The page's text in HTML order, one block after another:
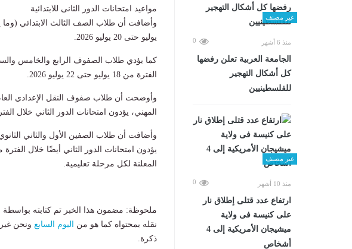
غير مصنف
منذ 6 أشهر 0
الجامعة العربية تعلن رفضها
كل أشكال التهجير
للفلسطينيين
غير مصنف
منذ 10 أشهر 0
ارتفاع عدد قتلى إطلاق نار
على كنيسة فى ولاية
ميشيجان الأمريكية إلى 4
أشخاص
مواعيد امتحانات الدور الثانى للابتدائية
يوليو حتى 20 يوليو 2026.
كما يؤدي طلاب الصفوف الرابع والخامس
الفترة من 18 يوليو حتى 22 يوليو 2026.
وأوضحت أن طلاب صفوف النقل الإعدادي العام
المهني، يؤدون امتحانات الدور الثاني خلال الفترة من 18 يوليو حتى 22
وأضافت أن طلاب الصفين الأول والثاني
المعلنة لكل مرحلة تعليمية.
ملحوظة: مضمون هذا الخبر تم كتابته بواسطة
نقله بمحتواه كما هو من
اليوم السابع ونحن
ذكرة.